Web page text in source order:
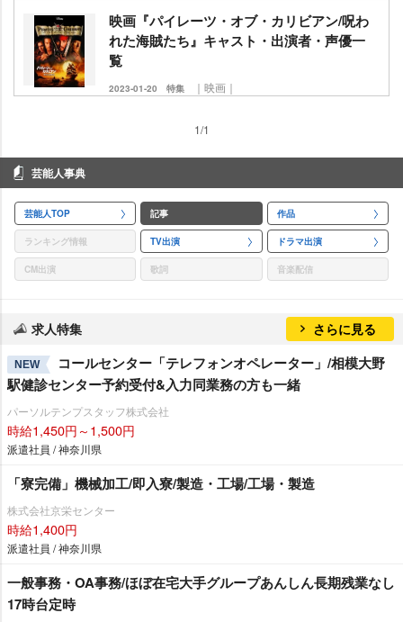
映画『パイレーツ・オブ・カリビアン/呪わ
れた海賊たち』キャスト・出演者・声優一
覧
2023-01-20 特集 ｜映画｜
1/1
芸能人事典
芸能人TOP 記事 作品
ランキング情報 TV出演 ドラマ出演
CM出演 歌詞 音楽配信
求人特集 さらに見る
NEW
コールセンター「テレフォンオペレーター」/相模大野
駅健診センター予約受付&入力同業務の方も一緒
パーソルテンプスタッフ株式会社
時給1,450円～1,500円
派遣社員 / 神奈川県
「寮完備」機械加工/即入寮/製造・工場/工場・製造
株式会社京栄センター
時給1,400円
派遣社員 / 神奈川県
一般事務・OA事務/ほぼ在宅大手グループあんしん長期残業なし
17時台定時